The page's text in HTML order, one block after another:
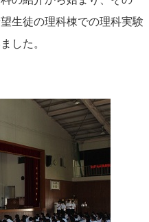
生徒の理科棟での理科実験
した。